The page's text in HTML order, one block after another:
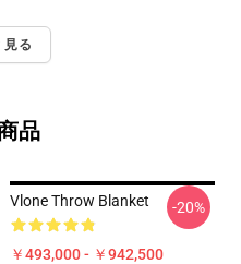
見る
品
Vlone Throw Blanket
￥493,000 - ￥942,500
-20%